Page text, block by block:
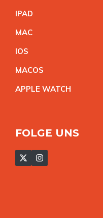
IPAD
MAC
IOS
MACOS
APPLE WATCH
FOLGE UNS